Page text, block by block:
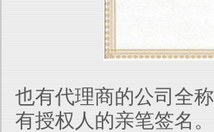
也有代理商的公司全
有授权人的亲笔签名